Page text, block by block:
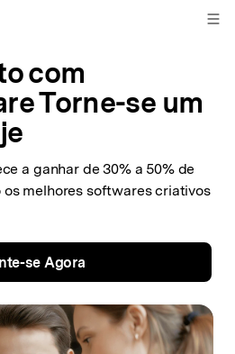
IA generativa
com
Torne-se um
a ganhar de 30% a 50% de
melhores softwares criativos
se Agora